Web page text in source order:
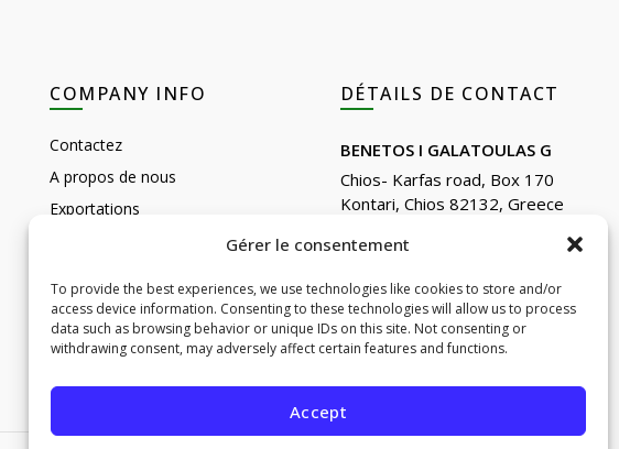
Gérer le consentement
To provide the best experiences, we use technologies like cookies to store and/or
access device information. Consenting to these technologies will allow us to process
data such as browsing behavior or unique IDs on this site. Not consenting or
withdrawing consent, may adversely affect certain features and functions.
Accept
COMPANY INFO
Contactez
A propos de nous
Exportations
Curiosités de Chios
B2B HQ Downloads(Cosmetics)
DÉTAILS DE CONTACT
BENETOS I GALATOULAS G
Chios- Karfas road, Box 170
Kontari, Chios 82132, Greece
facebook.com/mastic.gr
instagram.com/anemosmastic
Subscribe to newsletters